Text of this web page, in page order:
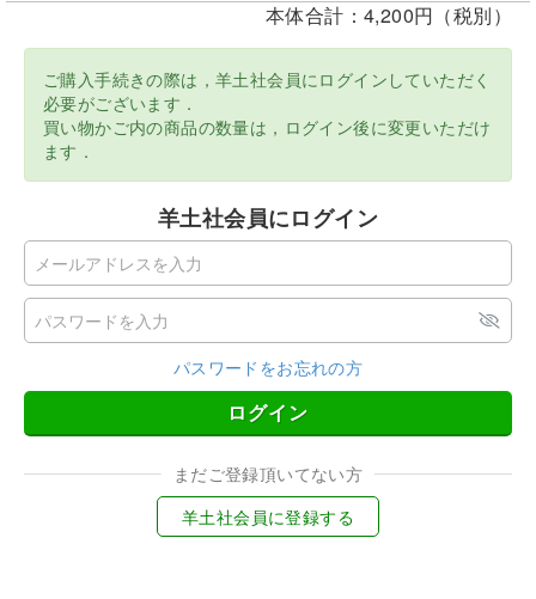
本体合計：4,200円（税別）
ご購入手続きの際は，羊土社会員にログインしていただく
必要がございます．
買い物かご内の商品の数量は，ログイン後に変更いただけ
ます．
羊土社会員にログイン
パスワードをお忘れの方
ログイン
まだご登録頂いてない方
羊土社会員に登録する